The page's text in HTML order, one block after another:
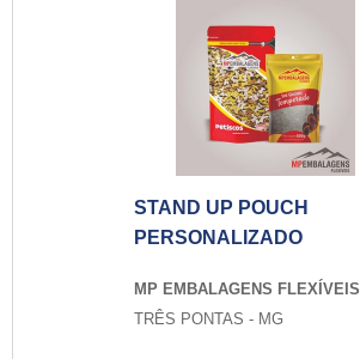
STAND UP POUCH
PERSONALIZADO
MP EMBALAGENS FLEXÍVEIS
TRÊS PONTAS - MG